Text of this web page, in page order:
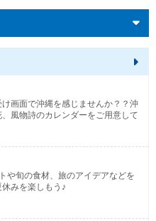
画面で沖縄を感じませんか？？沖
風物詩のカレンダーをご用意して
や旬の食材、旅のアイデアなどを
みを楽しもう♪